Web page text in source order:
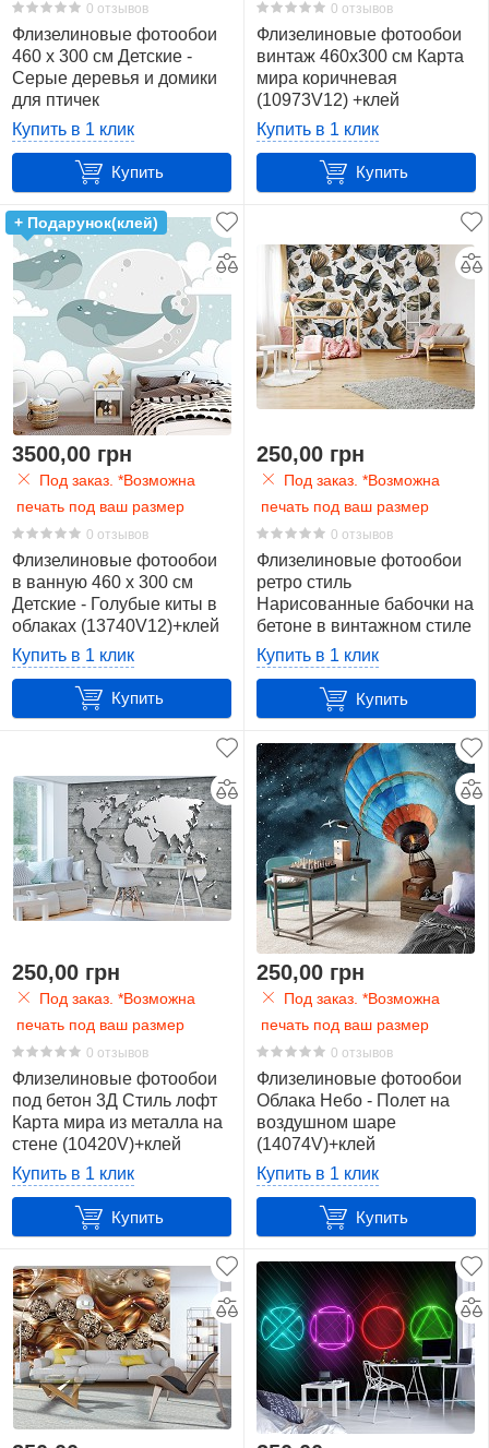
0 отзывов
Флизелиновые фотообои
460 x 300 см Детские -
Серые деревья и домики
для птичек
(13738V12)+клей
Купить в 1 клик
Купить
0 отзывов
Флизелиновые фотообои
винтаж 460x300 см Карта
мира коричневая
(10973V12) +клей
Купить в 1 клик
Купить
+ Подарунок(клей)
3500,00 грн
Под заказ. *Возможна
печать под ваш размер
0 отзывов
Флизелиновые фотообои
в ванную 460 x 300 см
Детские - Голубые киты в
облаках (13740V12)+клей
Купить в 1 клик
Купить
250,00 грн
Под заказ. *Возможна
печать под ваш размер
0 отзывов
Флизелиновые фотообои
ретро стиль
Нарисованные бабочки на
бетоне в винтажном стиле
(14023V)+клей
Купить в 1 клик
Купить
250,00 грн
Под заказ. *Возможна
печать под ваш размер
0 отзывов
Флизелиновые фотообои
под бетон 3Д Стиль лофт
Карта мира из металла на
стене (10420V)+клей
Купить в 1 клик
Купить
250,00 грн
Под заказ. *Возможна
печать под ваш размер
0 отзывов
Флизелиновые фотообои
Облака Небо - Полет на
воздушном шаре
(14074V)+клей
Купить в 1 клик
Купить